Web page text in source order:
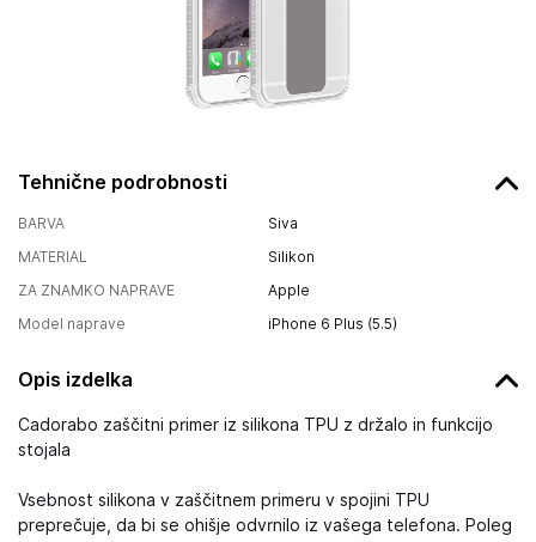
Tehnične podrobnosti
BARVA
Siva
MATERIAL
Silikon
ZA ZNAMKO NAPRAVE
Apple
Model naprave
iPhone 6 Plus (5.5)
Opis izdelka
Cadorabo zaščitni primer iz silikona TPU z držalo in funkcijo
stojala
Vsebnost silikona v zaščitnem primeru v spojini TPU
preprečuje, da bi se ohišje odvrnilo iz vašega telefona. Poleg